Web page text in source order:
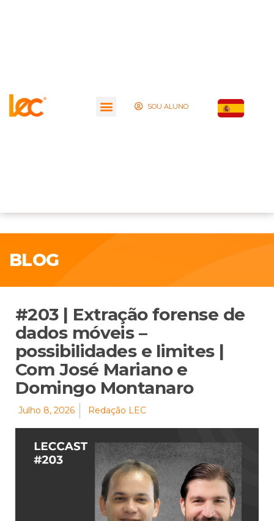
SOU ALUNO
BLOG
#203 | Extração forense de
dados móveis –
possibilidades e limites |
Com José Mariano e
Domingo Montanaro
Julho 8, 2026 Redação LEC